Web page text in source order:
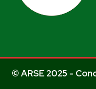
© ARSE 2025 -